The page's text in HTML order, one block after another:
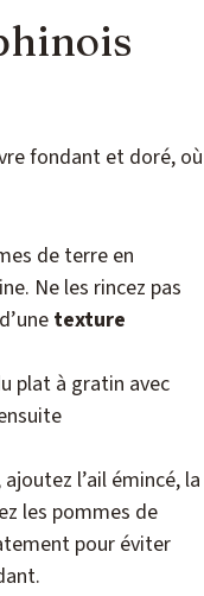
fondant et doré, où
de terre en
Ne les rincez pas
texture
plat à gratin avec
l’ail émincé, la
les pommes de
pour éviter